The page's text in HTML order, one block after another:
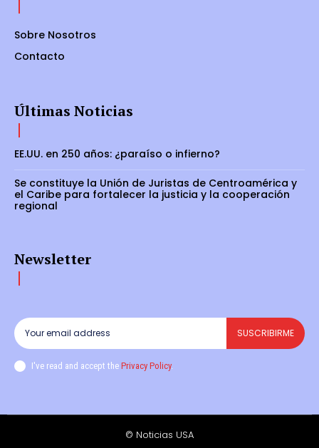
Sobre Nosotros
Contacto
Últimas Noticias
EE.UU. en 250 años: ¿paraíso o infierno?
Se constituye la Unión de Juristas de Centroamérica y
el Caribe para fortalecer la justicia y la cooperación
regional
Newsletter
SUSCRIBIRME
I've read and accept the Privacy Policy.
© Noticias USA